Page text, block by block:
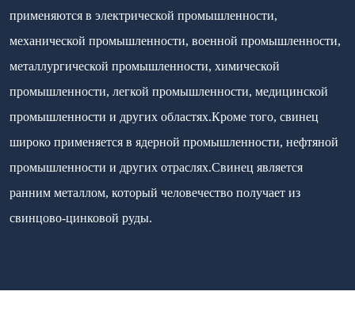
применяются в электрической промышленности,
механической промышленности, военной промышленности,
металлургической промышленности, химической
промышленности, легкой промышленности, медицинской
промышленности и других областях.Кроме того, свинец
широко применяется в ядерной промышленности, нефтяной
промышленности и других отраслях.Свинец является
ранним металлом, который человечество получает из
свинцово-цинковой руды.